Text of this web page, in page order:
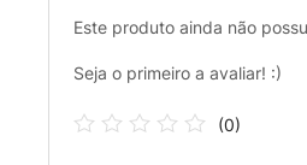
Este produto ainda não
Seja o primeiro a avaliar! :)
(0)